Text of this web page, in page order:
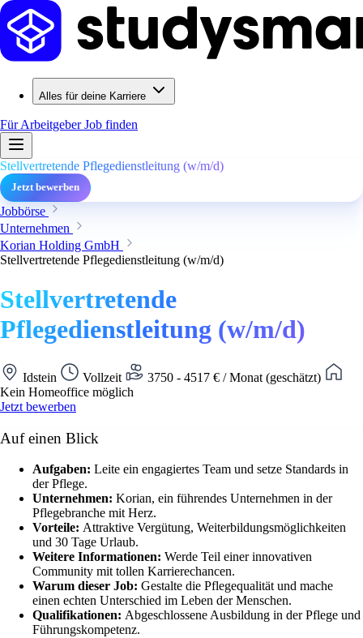
Alles für deine Karriere
Für ArbeitgeberJob finden
Stellvertretende Pflegedienstleitung (w/m/d)
Jetzt bewerben
Jobbörse
Unternehmen
Korian Holding GmbH
Stellvertretende Pflegedienstleitung (w/m/d)
Stellvertretende
Pflegedienstleitung (w/m/d)
Idstein Vollzeit
3750 - 4517 € / Monat (geschätzt)
Kein Homeoffice möglich
Jetzt bewerben
Auf einen Blick
Aufgaben: Leite ein engagiertes Team und setze Standards in
der Pflege.
Unternehmen: Korian, ein führendes Unternehmen in der
Pflegebranche mit Herz.
Vorteile: Attraktive Vergütung, Weiterbildungsmöglichkeiten
und 30 Tage Urlaub.
Weitere Informationen: Werde Teil einer innovativen
Community mit tollen Karrierechancen.
Warum dieser Job: Gestalte die Pflegequalität und mache
einen echten Unterschied im Leben der Menschen.
Qualifikationen: Abgeschlossene Ausbildung in der Pflege und
Führungskompetenz.